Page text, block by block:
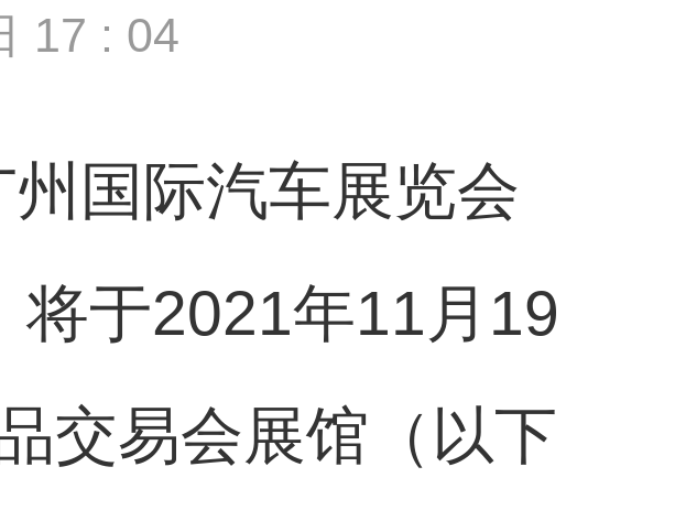
17 : 04
国际汽车展览会
将于2021年11月19
交易会展馆（以下